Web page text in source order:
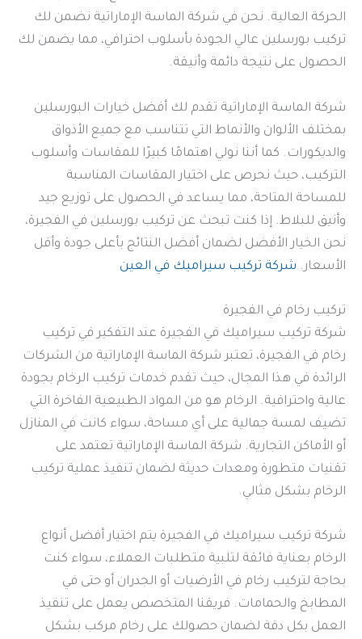
الحركة العالية. نحن في شركة الماسة الإماراتية نضمن لك
تركيب بورسلين عالي الجودة بأسلوب احترافي، مما يضمن لك
الحصول على نتيجة دائمة وأنيقة.
شركة الماسة الإماراتية تقدم لك أفضل خيارات البورسلين
بمختلف الألوان والأنماط التي تتناسب مع جميع الأذواق
والديكورات. كما أننا نولي اهتمامًا كبيرًا للمقاسات وأسلوب
التركيب، حيث نحرص على اختيار المقاسات المناسبة
للمساحة المتاحة، مما يساعد في الحصول على توزيع جيد
وأنيق للبلاط. إذا كنت تبحث عن تركيب بورسلين في الفجيرة،
نحن الخيار الأفضل لضمان أفضل النتائج بأعلى جودة وأقل
الأسعار. شركة تركيب سيراميك في العين
تركيب رخام في الفجيرة
شركة تركيب سيراميك في الفجيرة عند التفكير في تركيب
رخام في الفجيرة، تعتبر شركة الماسة الإماراتية من الشركات
الرائدة في هذا المجال، حيث تقدم خدمات تركيب الرخام بجودة
عالية واحترافية. الرخام هو من المواد الطبيعية الفاخرة التي
تضيف لمسة جمالية على أي مساحة، سواء كانت في المنازل
أو الأماكن التجارية. شركة الماسة الإماراتية تعتمد على
تقنيات متطورة ومعدات حديثة لضمان تنفيذ عملية تركيب
الرخام بشكل مثالي.
شركة تركيب سيراميك في الفجيرة يتم اختيار أفضل أنواع
الرخام بعناية فائقة لتلبية متطلبات العملاء، سواء كنت
بحاجة لتركيب رخام في الأرضيات أو الجدران أو حتى في
المطابخ والحمامات. فريقنا المتخصص يعمل على تنفيذ
العمل بكل دقة لضمان حصولك على رخام مركب بشكل